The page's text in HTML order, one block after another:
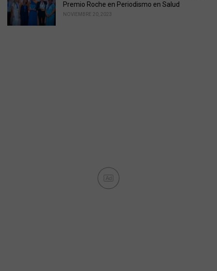
Premio Roche en Periodismo en Salud
NOVIEMBRE 20, 2023
Ad